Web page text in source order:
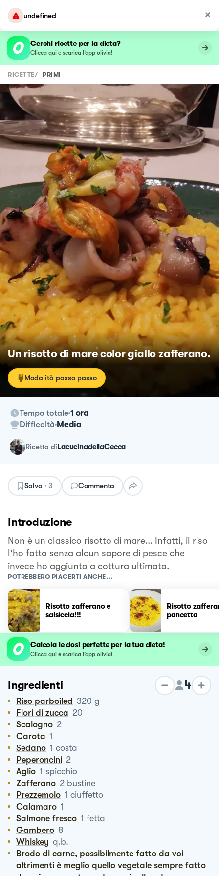
undefined
Cerchi ricette per la dieta?
Clicca qui e scarica l’app olivia!
RICETTE/ PRIMI
Un risotto di mare color giallo zafferano.
Modalità passo passo
Tempo totale 1 ora
Difficoltà Media
ricetta diLacucinadellaCecca
Salva · 3 Commenta
Introduzione
Non è un classico risotto di mare... Infatti, il riso
l'ho fatto senza alcun sapore di pesce che
invece ho aggiunto a cottura ultimata.
POTREBBERO PIACERTI ANCHE...
Risotto zafferano e
salsiccia!!!
Risotto
pancetta
Calcola le dosi perfette per la tua dieta!
Clicca qui e scarica l’app olivia!
Ingredienti 4
Riso parboiled 320 g
Fiori di zucca 20
Scalogno 2
Carota 1
Sedano 1 costa
Peperoncini 2
Aglio 1 spicchio
Zafferano 2 bustine
Prezzemolo 1 ciuffetto
Calamaro 1
Salmone fresco 1 fetta
Gambero 8
Whiskey q.b.
Brodo di carne, possibilmente fatto da voi
altrimenti è meglio quello vegetale sempre fatto